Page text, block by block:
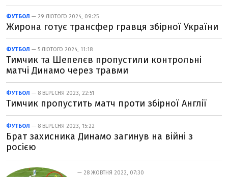
ФУТБОЛ — 29 ЛЮТОГО 2024, 09:25
Жирона готує трансфер гравця збірної України
ФУТБОЛ — 5 ЛЮТОГО 2024, 11:18
Тимчик та Шепелєв пропустили контрольні
матчі Динамо через травми
ФУТБОЛ — 8 ВЕРЕСНЯ 2023, 22:51
Тимчик пропустить матч проти збірної Англії
ФУТБОЛ — 8 ВЕРЕСНЯ 2023, 15:22
Брат захисника Динамо загинув на війні з
росією
— 28 ЖОВТНЯ 2022, 07:30